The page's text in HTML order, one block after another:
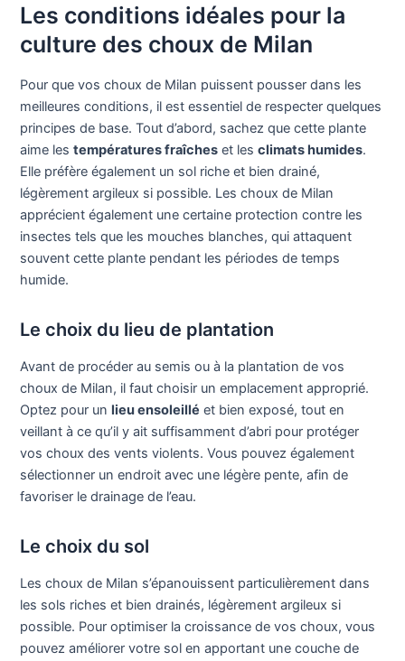
Les conditions idéales pour la
culture des choux de Milan
Pour que vos choux de Milan puissent pousser dans les
meilleures conditions, il est essentiel de respecter quelques
principes de base. Tout d’abord, sachez que cette plante
aime lestempératures fraîches et lesclimats humides.
Elle préfère également un sol riche et bien drainé,
légèrement argileux si possible. Les choux de Milan
apprécient également une certaine protection contre les
insectes tels que les mouches blanches, qui attaquent
souvent cette plante pendant les périodes de temps
humide.
Le choix du lieu de plantation
Avant de procéder au semis ou à la plantation de vos
choux de Milan, il faut choisir un emplacement approprié.
Optez pour unlieu ensoleillé et bien exposé, tout en
veillant à ce qu’il y ait suffisamment d’abri pour protéger
vos choux des vents violents. Vous pouvez également
sélectionner un endroit avec une légère pente, afin de
favoriser le drainage de l’eau.
Le choix du sol
Les choux de Milan s’épanouissent particulièrement dans
les sols riches et bien drainés, légèrement argileux si
possible. Pour optimiser la croissance de vos choux, vous
pouvez améliorer votre sol en apportant une couche de